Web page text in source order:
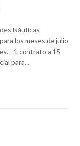
Náuticas
los meses de julio
- 1 contrato a 15
para…